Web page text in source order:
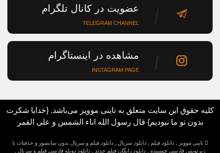
عضویت در کانال تلگرام
TELEGRAM CHANNEL
مشاهده در اینستاگرام
INSTAGRAM PAGE
کلیه حقوق این سایت متعلق به تاینی موویز می‌باشد. {خدایا شکرت
بدون تو ما نبودیم} قال رسول الله اناء الشمس و علی القمر
تاینی موویز , دانلود فیلم , دانلود سریال , دانلود فیلم و سریال بدون سانسور و حذفیات با
زیرنویس فارسی چسبیده , دانلود رایگان فیلم جدید , دانلود دوبله فارسی فیلم و سریال ,